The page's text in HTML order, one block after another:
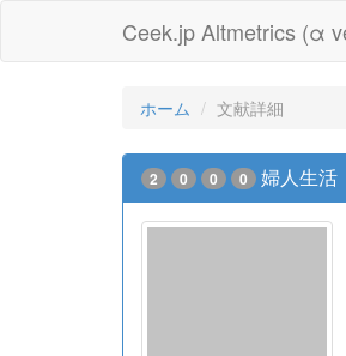
Ceek.jp Altmetrics (α
ホーム 文献詳細
2 0 0 0 婦人生活